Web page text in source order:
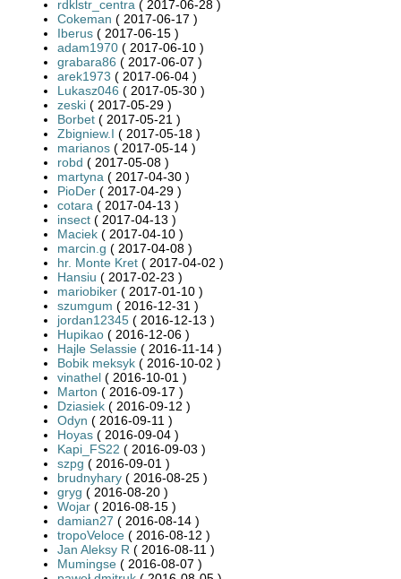
rdklstr_centra ( 2017-06-28 )
Cokeman ( 2017-06-17 )
Iberus ( 2017-06-15 )
adam1970 ( 2017-06-10 )
grabara86 ( 2017-06-07 )
arek1973 ( 2017-06-04 )
Lukasz046 ( 2017-05-30 )
zeski ( 2017-05-29 )
Borbet ( 2017-05-21 )
Zbigniew.I ( 2017-05-18 )
marianos ( 2017-05-14 )
robd ( 2017-05-08 )
martyna ( 2017-04-30 )
PioDer ( 2017-04-29 )
cotara ( 2017-04-13 )
insect ( 2017-04-13 )
Maciek ( 2017-04-10 )
marcin.g ( 2017-04-08 )
hr. Monte Kret ( 2017-04-02 )
Hansiu ( 2017-02-23 )
mariobiker ( 2017-01-10 )
szumgum ( 2016-12-31 )
jordan12345 ( 2016-12-13 )
Hupikao ( 2016-12-06 )
Hajle Selassie ( 2016-11-14 )
Bobik meksyk ( 2016-10-02 )
vinathel ( 2016-10-01 )
Marton ( 2016-09-17 )
Dziasiek ( 2016-09-12 )
Odyn ( 2016-09-11 )
Hoyas ( 2016-09-04 )
Kapi_FS22 ( 2016-09-03 )
szpg ( 2016-09-01 )
brudnyhary ( 2016-08-25 )
gryg ( 2016-08-20 )
Wojar ( 2016-08-15 )
damian27 ( 2016-08-14 )
tropoVeloce ( 2016-08-12 )
Jan Aleksy R ( 2016-08-11 )
Mumingse ( 2016-08-07 )